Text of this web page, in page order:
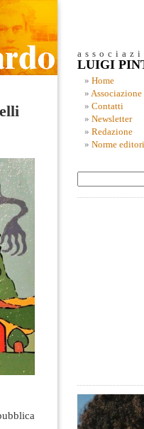
LUIGI
Home
Associazione
Contatti
Newsletter
Redazione
Norme